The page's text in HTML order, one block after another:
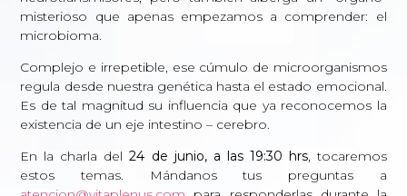
misterioso que apenas empezamos a comprender: el
microbioma.
Complejo e irrepetible, ese cúmulo de microorganismos
regula desde nuestra genética hasta el estado emocional.
Es de tal magnitud su influencia que ya reconocemos la
existencia de un eje intestino – cerebro.
En la charla del24 de junio, a las 19:30 hrs, tocaremos
estos temas. Mándanos tus preguntas a